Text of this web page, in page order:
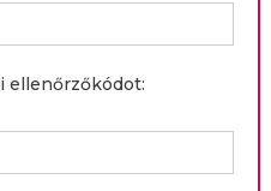
ellenőrzőkódot: